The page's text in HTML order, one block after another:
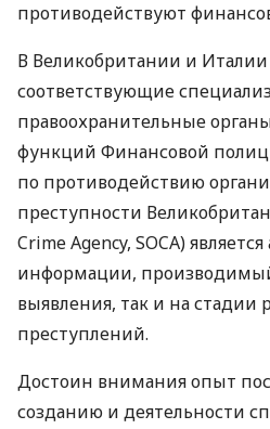
противодействуют
В Великобритании и
соответствующие
правоохранительные
функций Финансовой
по противодействию
преступности
Crime Agency, SOCA)
информации,
выявления, так и на стадии
преступлений.
Достоин внимания опыт
созданию и деятельности